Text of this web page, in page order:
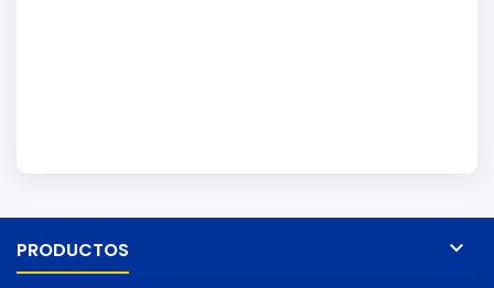
PRODUCTOS 